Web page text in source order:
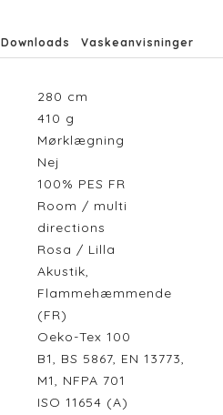
Downloads Vaskeanvisninger
280 cm
410 g
Mørklægning
Nej
100% PES FR
Room / multi
directions
Rosa / Lilla
Akustik,
Flammehæmmende
(FR)
Oeko-Tex 100
B1, BS 5867, EN 13773,
M1, NFPA 701
ISO 11654 (A)